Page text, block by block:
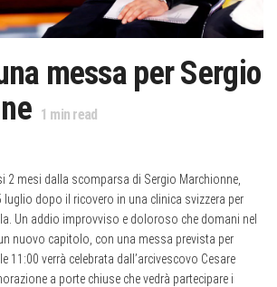
messa per Sergio
1 min read
2 mesi dalla scomparsa di Sergio Marchionne,
luglio dopo il ricovero in una clinica svizzera per
Un addio improvviso e doloroso che domani nel
nuovo capitolo, con una messa prevista per
11:00 verrà celebrata dall’arcivescovo Cesare
a porte chiuse che vedrà partecipare i